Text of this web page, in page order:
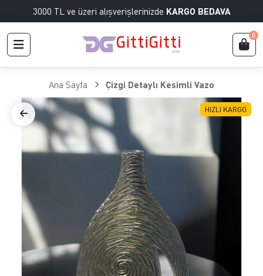
3000 TL ve üzeri alışverişlerinizde KARGO BEDAVA
0
Ana Sayfa Çizgi Detaylı Kesimli Vazo
HIZLI KARGO